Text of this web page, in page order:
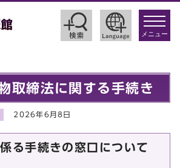
toggle
メニュー
取締法に関する手続き
2026年6月8日
る手続きの窓口について